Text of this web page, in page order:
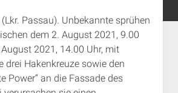
Aktuelles
Termine
open
dropdown
menu
Termine im Süden
Termine in München
Chronologie
Das Archiv
open
Passau). Unbekannte sprühen
dem 2. August 2021, 9.00
2021, 14.00 Uhr, mit
drei Hakenkreuze sowie den
Power“ an die Fassade des